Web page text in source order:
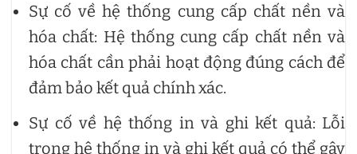
Sự cố về hệ thống cung cấp chất nền và
hóa chất: Hệ thống cung cấp chất nền và
hóa chất cần phải hoạt động đúng cách để
đảm bảo kết quả chính xác.
Sự cố về hệ thống in và ghi kết quả: Lỗi
trong hệ thống in và ghi kết quả có thể gây